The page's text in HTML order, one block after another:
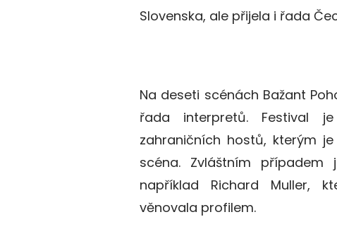
Slovenska, ale přijela i řada
Na deseti scénách Bažant
řada interpretů. Festival
zahraničních hostů, kterým
scéna. Zvláštním
například Richard Muller,
věnovala profilem.